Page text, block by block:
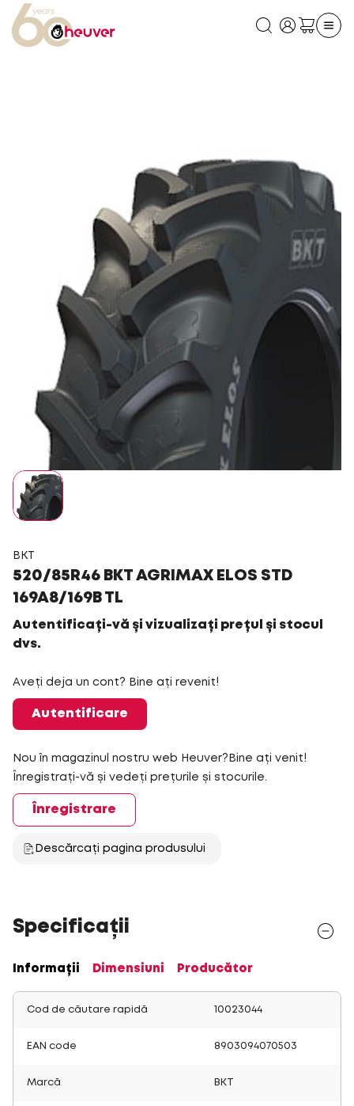
BKT
520/85R46 BKT AGRIMAX ELOS STD
169A8/169B TL
Autentificați-vă și vizualizați prețul și stocul
dvs.
Aveți deja un cont? Bine ați revenit!
Autentificare
Nou în magazinul nostru web Heuver?Bine ați venit!
Înregistrați-vă și vedeți prețurile și stocurile.
Înregistrare
Descărcați pagina produsului
Specificații
Informații Dimensiuni Producător
Cod de căutare rapidă 10023044
EAN code 8903094070503
Marcă BKT